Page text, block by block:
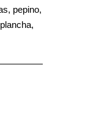
pepino,